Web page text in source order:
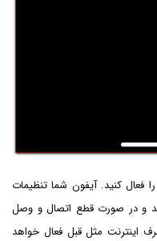
در صفحه‌ی بعدی سوییچ Low Data Mode را فعال کنید. آیفون شما تنظیمات
و در صورت قطع اتصال و وصل
مثل قبل فعال خواهد